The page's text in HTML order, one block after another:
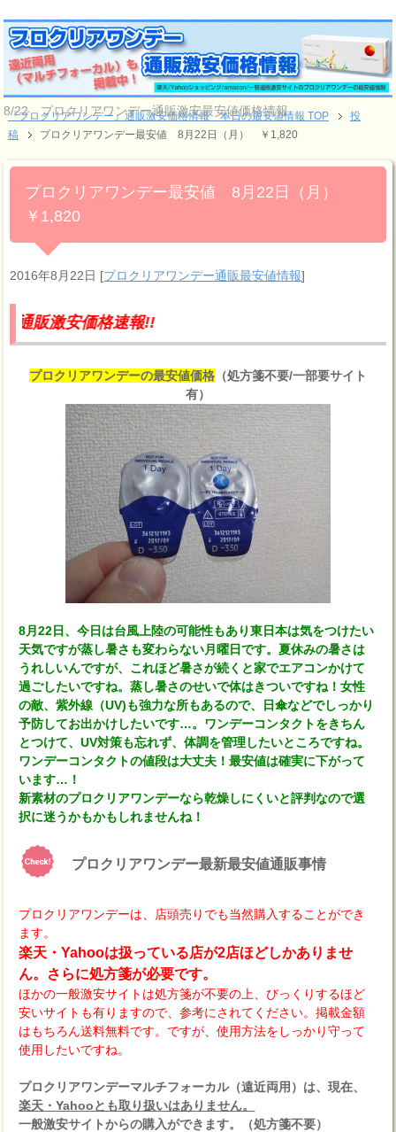
8/22 プロクリアワンデー通販激安最安値価格情報
『プロクリアワンデー』通販激安価格情報 本日の最安値情報 TOP
投
稿
プロクリアワンデー最安値 8月22日（月） ￥1,820
プロクリアワンデー最安値 8月22日（月）
￥1,820
2016年8月22日 [プロクリアワンデー通販最安値情報]
価格速報!!
プロクリアワンデーの最安値価格（処方箋不要/一部要サイト
有）
8月22日、今日は台風上陸の可能性もあり東日本は気をつけたい
天気ですが蒸し暑さも変わらない月曜日です。夏休みの暑さは
うれしいんですが、これほど暑さが続くと家でエアコンかけて
過ごしたいですね。蒸し暑さのせいで体はきついですね！女性
の敵、紫外線（UV)も強力な所もあるので、日傘などでしっかり
予防してお出かけしたいです…。ワンデーコンタクトをきちん
とつけて、UV対策も忘れず、体調を管理したいところですね。
ワンデーコンタクトの値段は大丈夫！最安値は確実に下がって
います…！
新素材のプロクリアワンデーなら乾燥しにくいと評判なので選
択に迷うかもかもしれませんね！
プロクリアワンデー最新最安値通販事情
プロクリアワンデーは、店頭売りでも当然購入することができ
ます。
楽天・Yahooは扱っている店が2店ほどしかありませ
ん。さらに処方箋が必要です。
ほかの一般激安サイトは処方箋が不要の上、びっくりするほど
安いサイトも有りますので、参考にされてください。掲載金額
はもちろん送料無料です。ですが、使用方法をしっかり守って
使用したいですね。
プロクリアワンデーマルチフォーカル（遠近両用）は、現在、
楽天・Yahooとも取り扱いはありません。
一般激安サイトからの購入ができます。（処方箋不要）